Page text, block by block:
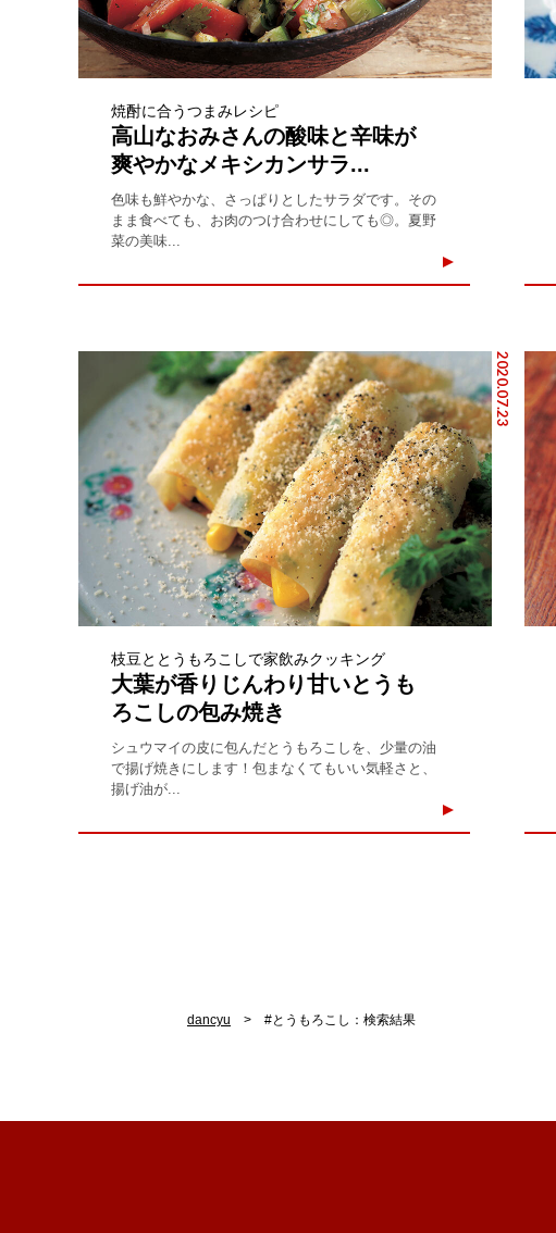
焼酎に合うつまみレシピ
高山なおみさんの酸味と辛味が
爽やかなメキシカンサラ...
色味も鮮やかな、さっぱりとしたサラダです。その
まま食べても、お肉のつけ合わせにしても◎。夏野
菜の美味...
2020.07.23
枝豆ととうもろこしで家飲みクッキング
大葉が香りじんわり甘いとうも
ろこしの包み焼き
シュウマイの皮に包んだとうもろこしを、少量の油
で揚げ焼きにします！包まなくてもいい気軽さと、
揚げ油が...
dancyu #とうもろこし：検索結果